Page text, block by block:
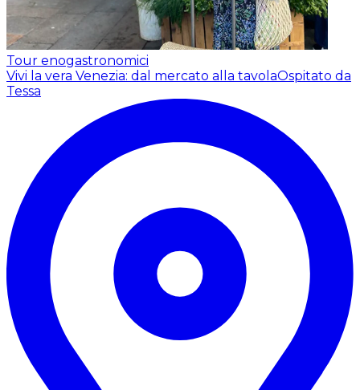
Tour enogastronomici
Vivi la vera Venezia: dal mercato alla tavolaOspitato da
Tessa